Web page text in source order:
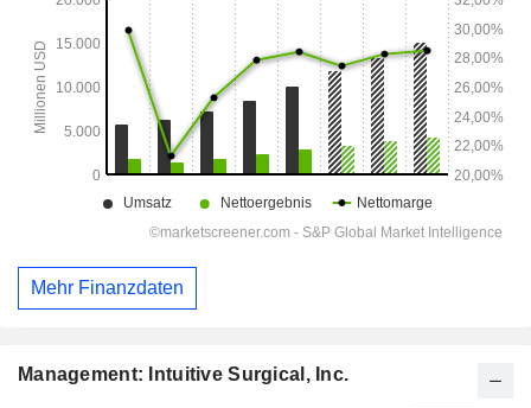
Management: Intuitive Surgical, Inc.
Mehr Finanzdaten